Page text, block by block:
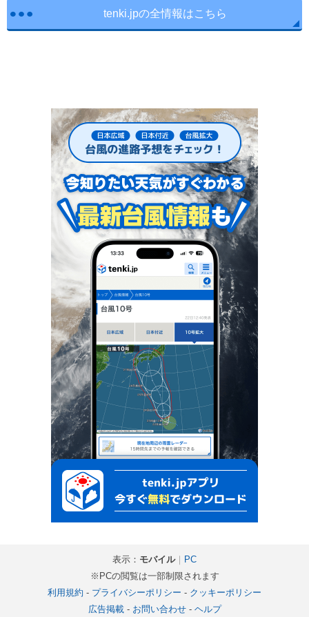
tenki.jpの全情報はこちら
表示： モバイル｜ PC
※PCの閲覧は一部制限されます
利用規約 - プライバシーポリシー - クッキーポリシー
広告掲載- お問い合わせ- ヘルプ